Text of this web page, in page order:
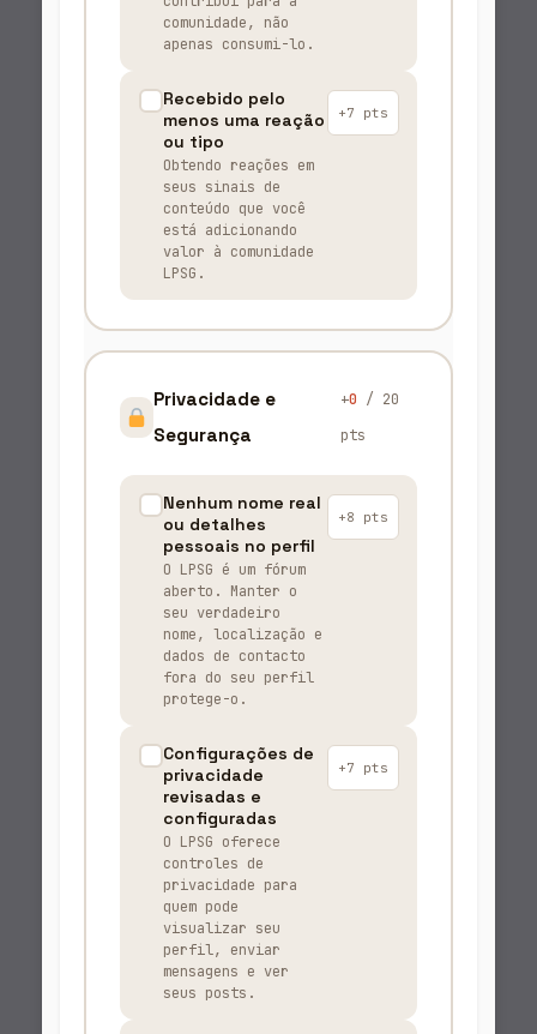
comunidade, não
apenas consumi-lo.
Recebido pelo
menos uma reação
ou tipo
Obtendo reações em
seus sinais de
conteúdo que você
está adicionando
valor à comunidade
LPSG.
+7 pts
Privacidade e
Segurança
+0 / 20
pts
Nenhum nome real
ou detalhes
pessoais no perfil
O LPSG é um fórum
aberto. Manter o
seu verdadeiro
nome, localização e
dados de contacto
fora do seu perfil
protege-o.
+8 pts
Configurações de
privacidade
revisadas e
configuradas
O LPSG oferece
controles de
privacidade para
quem pode
visualizar seu
perfil, enviar
mensagens e ver
seus posts.
+7 pts